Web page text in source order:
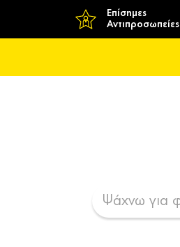
Επίσημες
Αντιπροσωπείες